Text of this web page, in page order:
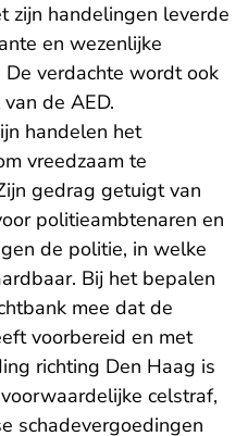
zijn handelingen leverde
en wezenlijke
verdachte wordt ook
de AED.
handelen het
vreedzaam te
gedrag getuigt van
politieambtenaren en
de politie, in welke
Bij het bepalen
mee dat de
voorbereid en met
richting Den Haag is
celstraf,
schadevergoedingen